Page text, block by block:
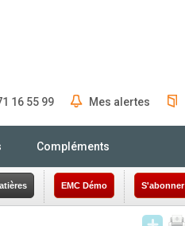
16 55 99 Mes alertes
Compléments
EMC Démo S'abonner